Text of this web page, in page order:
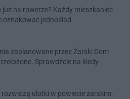
już na rowerze? Każdy mieszkaniec
oznakować jednoślad
zaplanowane przez Żarski Dom
Sprawdźcie na kiedy
rozwiozą ulotki w powiecie żarskim.